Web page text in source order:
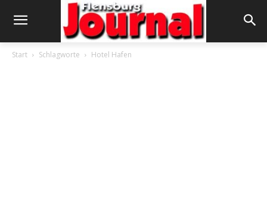
Start Schlagworte Hotel Hafen